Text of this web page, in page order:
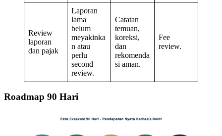
Review
laporan
dan pajak
Laporan
lama
belum
meyakinka
n atau
perlu
second
review.
Catatan
temuan,
koreksi,
dan
rekomenda
si aman.
Fee
review.
Roadmap 90 Hari